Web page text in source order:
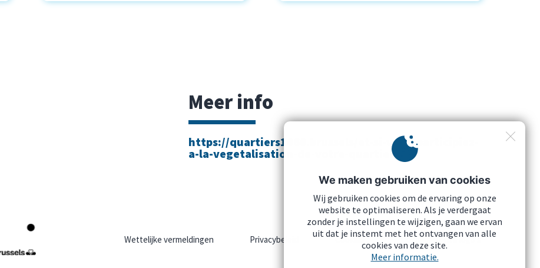
Meer info
https://quartiers1060.brussels/et-si-vous-participiez-
a-la-vegetalisation-de-votre-quartier/
Wettelijke vermeldingen Privacybeleid Cookies Download onze logo's
We maken gebruiken van cookies
Wij gebruiken cookies om de ervaring op onze
website te optimaliseren. Als je verdergaat
zonder je instellingen te wijzigen, gaan we ervan
uit dat je instemt met het ontvangen van alle
cookies van deze site.
Meer informatie.